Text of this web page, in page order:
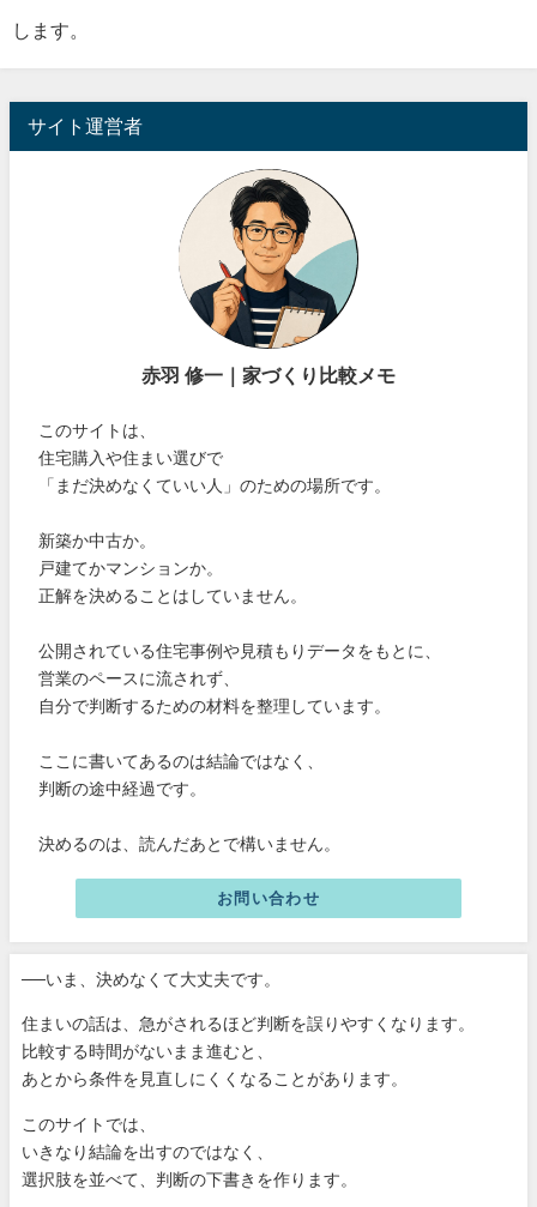
します。
サイト運営者
赤羽 修一｜家づくり比較メモ
このサイトは、
住宅購入や住まい選びで
「まだ決めなくていい人」のための場所です。
新築か中古か。
戸建てかマンションか。
正解を決めることはしていません。
公開されている住宅事例や見積もりデータをもとに、
営業のペースに流されず、
自分で判断するための材料を整理しています。
ここに書いてあるのは結論ではなく、
判断の途中経過です。
決めるのは、読んだあとで構いません。
お問い合わせ
──いま、決めなくて大丈夫です。
住まいの話は、急がされるほど判断を誤りやすくなります。
比較する時間がないまま進むと、
あとから条件を見直しにくくなることがあります。
このサイトでは、
いきなり結論を出すのではなく、
選択肢を並べて、判断の下書きを作ります。